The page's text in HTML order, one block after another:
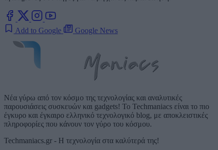
Add to Google Google News
Νέα γύρω από τον κόσμο της τεχνολογίας και αναλυτικές
παρουσιάσεις συσκευών και gadgets! Το Techmaniacs είναι το πιο
έγκυρο και έγκαιρο ελληνικό τεχνολογικό blog, με αποκλειστικές
πληροφορίες που κάνουν τον γύρο του κόσμου.
Techmaniacs.gr - Η τεχνολογία στα καλύτερά της!